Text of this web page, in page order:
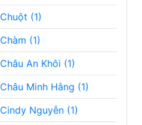
Chuột (1)
Chàm (1)
Châu An Khôi (1)
Châu Minh Hằng (1)
Cindy Nguyễn (1)